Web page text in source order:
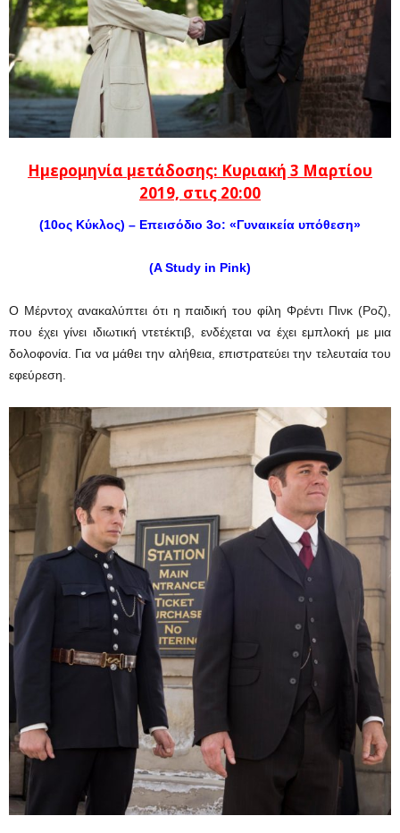
Ημερομηνία μετάδοσης: Κυριακή 3 Μαρτίου
2019, στις 20:00
(10ος Κύκλος) – Επεισόδιο 3ο: «Γυναικεία υπόθεση»
(A Study in Pink)
Ο Μέρντοχ ανακαλύπτει ότι η παιδική του φίλη Φρέντι Πινκ (Ροζ),
που έχει γίνει ιδιωτική ντετέκτιβ, ενδέχεται να έχει εμπλοκή με μια
δολοφονία. Για να μάθει την αλήθεια, επιστρατεύει την τελευταία του
εφεύρεση.